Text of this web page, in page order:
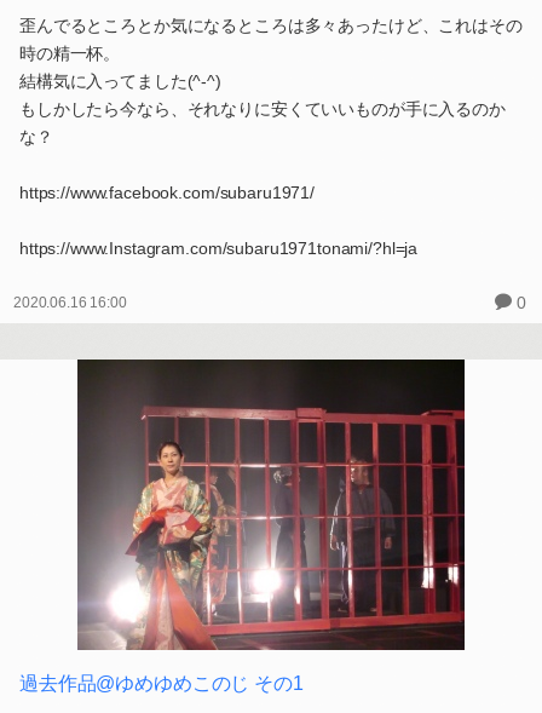
歪んでるところとか気になるところは多々あったけど、これはその
時の精一杯。
結構気に入ってました(^-^)
もしかしたら今なら、それなりに安くていいものが手に入るのか
な？
https://www.facebook.com/subaru1971/
https://www.Instagram.com/subaru1971tonami/?hl=ja
2020.06.16 16:00 0
過去作品@ゆめゆめこのじ その1